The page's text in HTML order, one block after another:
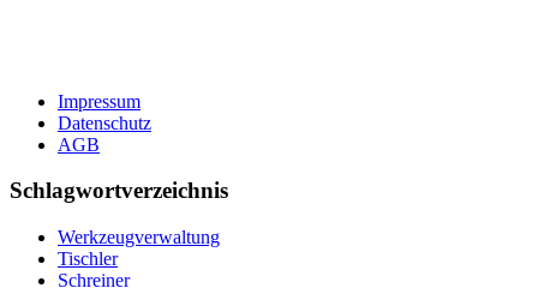
Impressum
Datenschutz
AGB
Schlagwortverzeichnis
Werkzeugverwaltung
Tischler
Schreiner